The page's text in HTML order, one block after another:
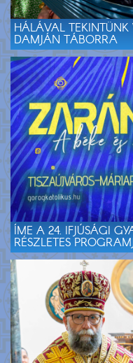
HÁLÁVAL
DAMJÁN TÁBORRA
ÍME A 24. IFJÚSÁGI
RÉSZLETES